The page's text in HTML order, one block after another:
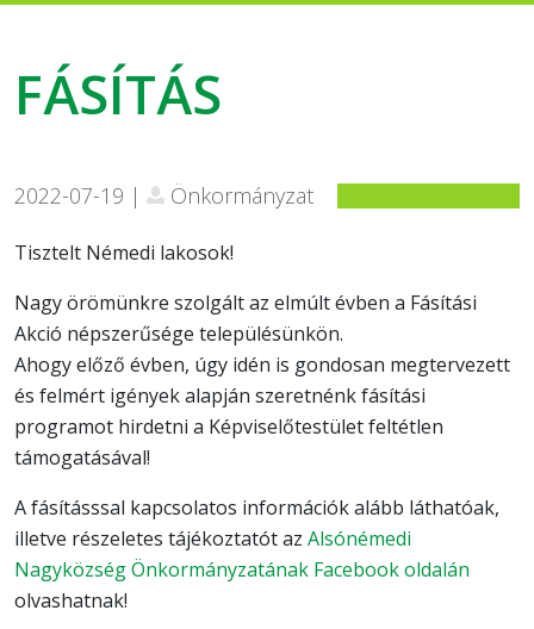
FÁSÍTÁS
2022-07-19 | Önkormányzat
Tisztelt Némedi lakosok!
Nagy örömünkre szolgált az elmúlt évben a Fásítási
Akció népszerűsége településünkön.
Ahogy előző évben, úgy idén is gondosan megtervezett
és felmért igények alapján szeretnénk fásítási
programot hirdetni a Képviselőtestület feltétlen
támogatásával!
A fásításssal kapcsolatos információk alább láthatóak,
illetve részeletes tájékoztatót az Alsónémedi
Nagyközség Önkormányzatának Facebook oldalán
olvashatnak!